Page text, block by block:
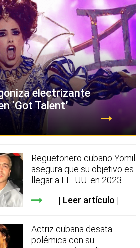
electrizante
‘Got Talent’
Reguetonero cubano Yomil
asegura que su objetivo es
llegar a EE. UU. en 2023
Leer artículo
Actriz cubana desata
polémica con su